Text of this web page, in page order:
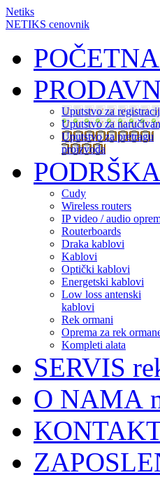
Netiks
NETIKS cenovnik
POČETNA
Uputstvo za
Uputstvo za
Uputstvo za pretragu
proizvoda
Cudy
Wireless routers
IP video / audio
Routerboards
Draka kablovi
Kablovi
Optički kablovi
Energetski kablovi
Low loss antenski
kablovi
Rek ormani
Oprema za rek
Kompleti alata
SERVIS
O NAMA